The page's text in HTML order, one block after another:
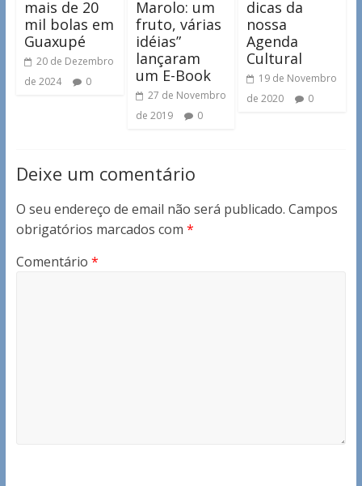
mais de 20
mil bolas em
Guaxupé
20 de Dezembro
de 2024
0
Marolo: um
fruto, várias
idéias”
lançaram
um E-Book
27 de Novembro
de 2019
0
dicas da
nossa
Agenda
Cultural
19 de Novembro
de 2020
0
Deixe um comentário
O seu endereço de email não será publicado. Campos
obrigatórios marcados com *
Comentário *